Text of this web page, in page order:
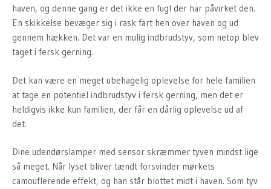
haven, og denne gang er det ikke en fugl der har påvirket den.
En skikkelse bevæger sig i rask fart hen over haven og ud
gennem hækken. Det var en mulig indbrudstyv, som netop blev
taget i fersk gerning.
Det kan være en meget ubehagelig oplevelse for hele familien
at tage en potentiel indbrudstyv i fersk gerning, men det er
heldigvis ikke kun familien, der får en dårlig oplevelse ud af
det.
Dine udendørslamper med sensor skræmmer tyven mindst lige
så meget. Når lyset bliver tændt forsvinder mørkets
camouflerende effekt, og han står blottet midt i haven. Som tyv